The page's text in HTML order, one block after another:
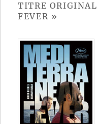
TITRE
FEVER »